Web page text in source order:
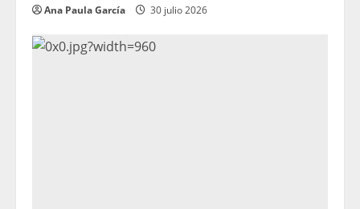
Ana Paula García 30 julio 2026